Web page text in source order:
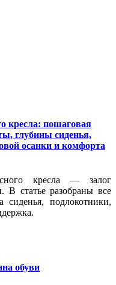
кресла: пошаговая
глубины сиденья,
осанки и комфорта
кресла — залог
В статье разобраны все
сиденья, подлокотники,
обуви